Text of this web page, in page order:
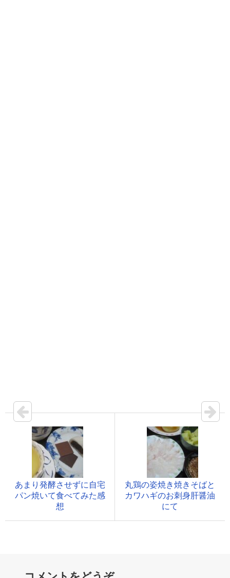
あまり発酵させずに自宅
パン焼いて食べてみた感
想
丸鶏の姿焼き焼きそばと
カワハギのお刺身肝醤油
にて